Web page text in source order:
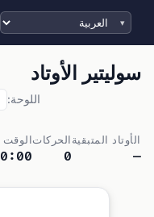
اختر اللغة
سوليتير الأوتاد
اللوحة:
الأوتاد المتبقية
—
الحركات
0
الوقت
0:00